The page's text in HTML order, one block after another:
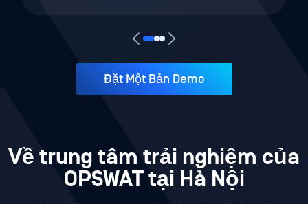
Đặt Một Bản Demo
Về trung tâm trải nghiệm của
OPSWAT tại Hà Nội